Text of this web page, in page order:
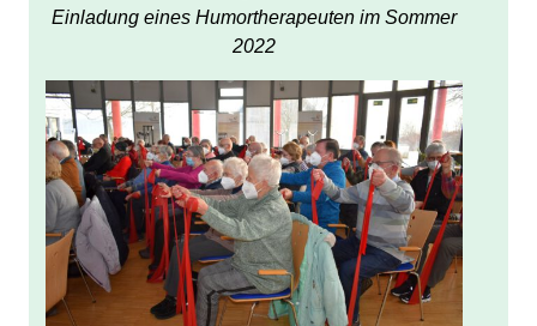
Einladung eines Humortherapeuten im Sommer
2022